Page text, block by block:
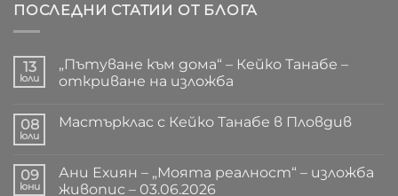
ПОСЛЕДНИ СТАТИИ ОТ БЛОГА
13
юли
„Пътуване към дома“ – Кейко Танабе –
откриване на изложба
за
„Пътуване
–
Кейко
Танабе
08
юли
Мастърклас с Кейко Танабе в Пловдив
Мастърклас
с
09
юни
Ани Ехиян – „Моята реалност“ – изложба
живопис – 03.06.2026